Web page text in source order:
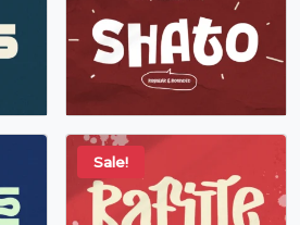
Sale!